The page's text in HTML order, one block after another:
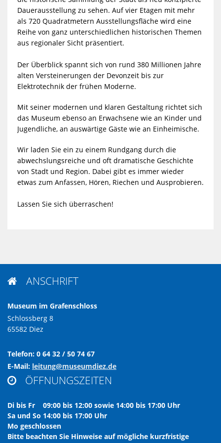
Dauerausstellung zu sehen. Auf vier Etagen mit mehr
als 720 Quadratmetern Ausstellungsfläche wird eine
Reihe von ganz unterschiedlichen historischen Themen
aus regionaler Sicht präsentiert.
Der Überblick spannt sich von rund 380 Millionen Jahre
alten Versteinerungen der Devonzeit bis zur
Elektrotechnik der frühen Moderne.
Mit seiner modernen und klaren Gestaltung richtet sich
das Museum ebenso an Erwachsene wie an Kinder und
Jugendliche, an auswärtige Gäste wie an Einheimische.
Wir laden Sie ein zu einem Rundgang durch die
abwechslungsreiche und oft dramatische Geschichte
von Stadt und Region. Dabei gibt es immer wieder
etwas zum Anfassen, Hören, Riechen und Ausprobieren.
Lassen Sie sich überraschen!
 ANSCHRIFT
Museum im Grafenschloss
Schlossberg 8
65582 Diez
Telefon: 0 64 32 / 50 74 67
E-Mail: leitung@museumdiez.de
 ÖFFNUNGSZEITEN
Di bis Fr 09:00 bis 12:00 sowie 14:00 bis 17:00 Uhr
Sa und So 14:00 bis 17:00 Uhr
Mo geschlossen
Bitte beachten Sie Hinweise auf mögliche kurzfristige